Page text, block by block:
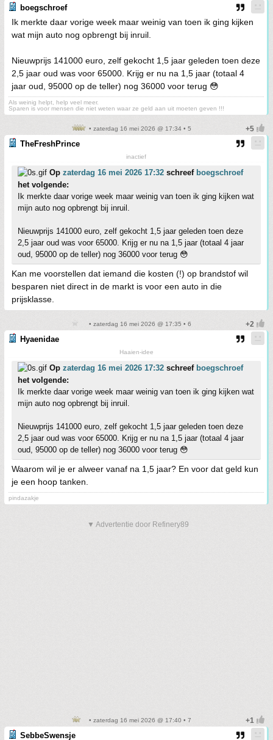
boegschroef
Ik merkte daar vorige week maar weinig van toen ik ging kijken
wat mijn auto nog opbrengt bij inruil.
Nieuwprijs 141000 euro, zelf gekocht 1,5 jaar geleden toen deze
2,5 jaar oud was voor 65000. Krijg er nu na 1,5 jaar (totaal 4
jaar oud, 95000 op de teller) nog 36000 voor terug 😳
Als weinig helpt, help veel meer.
Sparen is voor mensen die niet weten waar ze geld aan uit moeten geven !!!
• zaterdag 16 mei 2026 @ 17:34 • 5
TheFreshPrince
inactief
Op zaterdag 16 mei 2026 17:32 schreef boegschroef
het volgende:
Ik merkte daar vorige week maar weinig van toen ik ging kijken wat
mijn auto nog opbrengt bij inruil.
Nieuwprijs 141000 euro, zelf gekocht 1,5 jaar geleden toen deze
2,5 jaar oud was voor 65000. Krijg er nu na 1,5 jaar (totaal 4 jaar
oud, 95000 op de teller) nog 36000 voor terug 😳
Kan me voorstellen dat iemand die kosten (!) op brandstof wil
besparen niet direct in de markt is voor een auto in die
prijsklasse.
• zaterdag 16 mei 2026 @ 17:35 • 6
Hyaenidae
Haaien-idee
Op zaterdag 16 mei 2026 17:32 schreef boegschroef
het volgende:
Ik merkte daar vorige week maar weinig van toen ik ging kijken wat
mijn auto nog opbrengt bij inruil.
Nieuwprijs 141000 euro, zelf gekocht 1,5 jaar geleden toen deze
2,5 jaar oud was voor 65000. Krijg er nu na 1,5 jaar (totaal 4 jaar
oud, 95000 op de teller) nog 36000 voor terug 😳
Waarom wil je er alweer vanaf na 1,5 jaar? En voor dat geld kun
je een hoop tanken.
pindazakje
▼ Advertentie door Refinery89
• zaterdag 16 mei 2026 @ 17:40 • 7
SebbeSwensje